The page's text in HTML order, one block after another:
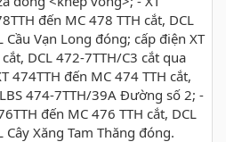
đến MC 478 TTH cắt, DCL
Cầu Vạn Long đóng; cấp điện XT
DCL 472-7TTH/C3 cắt qua
474TTH đến MC 474 TTH cắt,
474-7TTH/39A Đường số 2; -
đến MC 476 TTH cắt, DCL
Cây Xăng Tam Thăng đóng.